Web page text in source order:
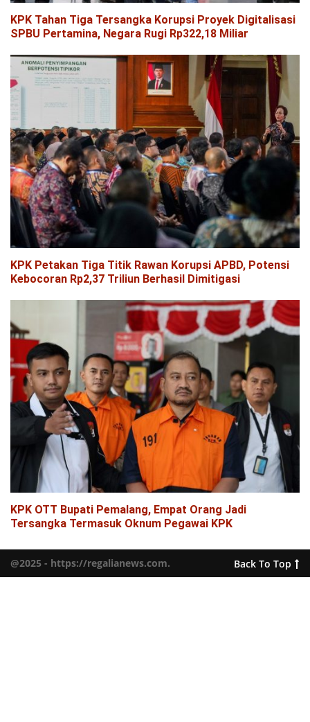
KPK Tahan Tiga Tersangka Korupsi Proyek Digitalisasi
SPBU Pertamina, Negara Rugi Rp322,18 Miliar
KPK Petakan Tiga Titik Rawan Korupsi APBD, Potensi
Kebocoran Rp2,37 Triliun Berhasil Dimitigasi
KPK OTT Bupati Pemalang, Empat Orang Jadi
Tersangka Termasuk Oknum Pegawai KPK
@2025 - https://regalianews.com. Back To Top